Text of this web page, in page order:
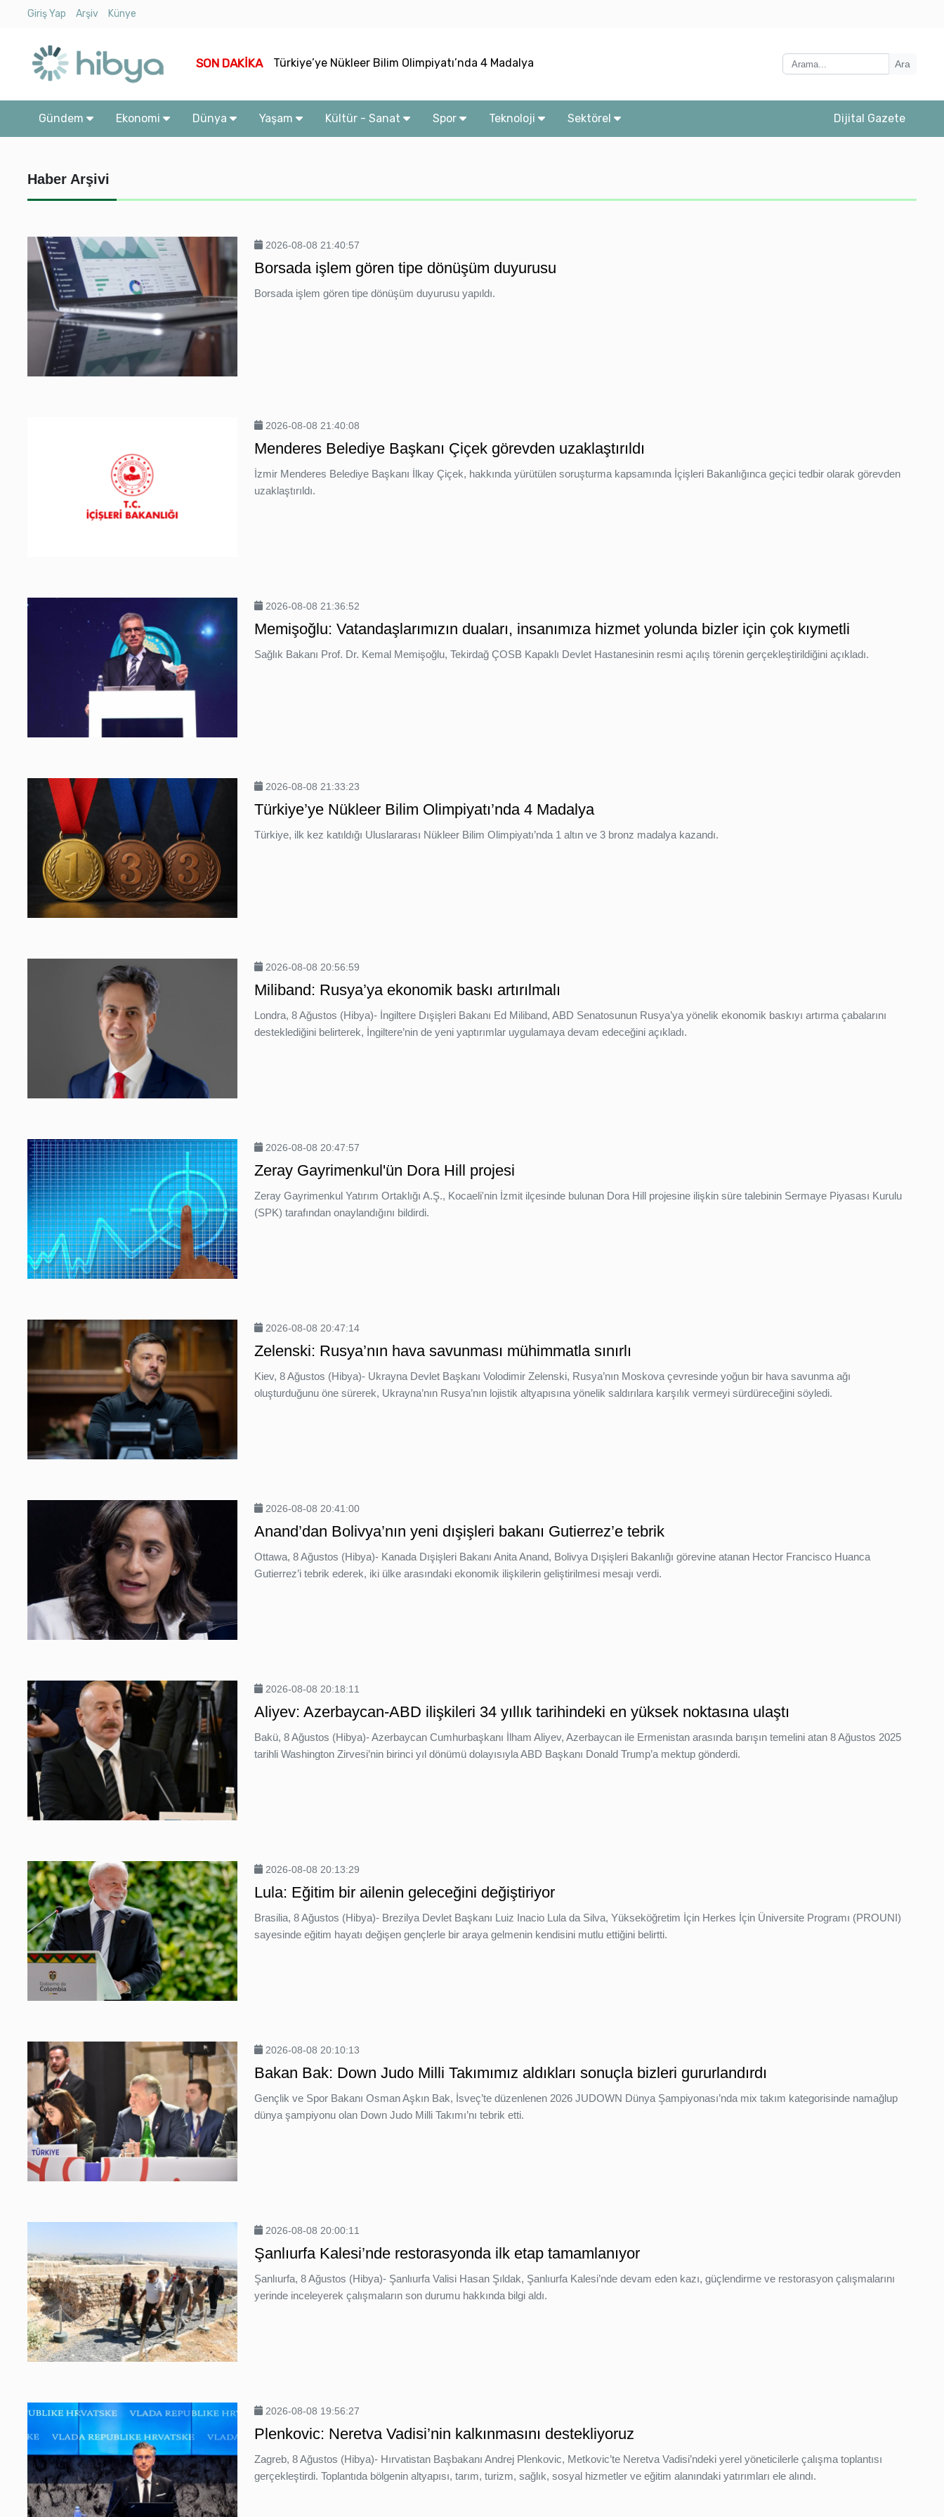
Giriş Yap Arşiv Künye
SON DAKİKA Türkiye’ye Nükleer Bilim Olimpiyatı’nda 4 Madalya
Zelenski: Rusya’nın hava savunması mühimmatla sınırlı
Ara
Gündem Ekonomi Dünya Yaşam Kültür - Sanat Spor Teknoloji Sektörel Dijital Gazete
Gündem
Ekonomi
Yaşam
Sanat
Teknoloji
Sektörel
Talebi
Hakkımızda
İletişim
Haber Arşivi
2026-08-08 21:40:57
Borsada işlem gören tipe dönüşüm duyurusu
Borsada işlem gören tipe dönüşüm duyurusu yapıldı.
2026-08-08 21:40:08
Menderes Belediye Başkanı Çiçek görevden uzaklaştırıldı
İzmir Menderes Belediye Başkanı İlkay Çiçek, hakkında yürütülen soruşturma kapsamında İçişleri Bakanlığınca geçici tedbir olarak görevden
uzaklaştırıldı.
2026-08-08 21:36:52
Memişoğlu: Vatandaşlarımızın duaları, insanımıza hizmet yolunda bizler için çok kıymetli
Sağlık Bakanı Prof. Dr. Kemal Memişoğlu, Tekirdağ ÇOSB Kapaklı Devlet Hastanesinin resmi açılış törenin gerçekleştirildiğini açıkladı.
2026-08-08 21:33:23
Türkiye’ye Nükleer Bilim Olimpiyatı’nda 4 Madalya
Türkiye, ilk kez katıldığı Uluslararası Nükleer Bilim Olimpiyatı’nda 1 altın ve 3 bronz madalya kazandı.
2026-08-08 20:56:59
Miliband: Rusya’ya ekonomik baskı artırılmalı
Londra, 8 Ağustos (Hibya)- İngiltere Dışişleri Bakanı Ed Miliband, ABD Senatosunun Rusya’ya yönelik ekonomik baskıyı artırma çabalarını
desteklediğini belirterek, İngiltere’nin de yeni yaptırımlar uygulamaya devam edeceğini açıkladı.
2026-08-08 20:47:57
Zeray Gayrimenkul'ün Dora Hill projesi
Zeray Gayrimenkul Yatırım Ortaklığı A.Ş., Kocaeli'nin İzmit ilçesinde bulunan Dora Hill projesine ilişkin süre talebinin Sermaye Piyasası Kurulu
(SPK) tarafından onaylandığını bildirdi.
2026-08-08 20:47:14
Zelenski: Rusya’nın hava savunması mühimmatla sınırlı
Kiev, 8 Ağustos (Hibya)- Ukrayna Devlet Başkanı Volodimir Zelenski, Rusya’nın Moskova çevresinde yoğun bir hava savunma ağı
oluşturduğunu öne sürerek, Ukrayna’nın Rusya’nın lojistik altyapısına yönelik saldırılara karşılık vermeyi sürdüreceğini söyledi.
2026-08-08 20:41:00
Anand’dan Bolivya’nın yeni dışişleri bakanı Gutierrez’e tebrik
Ottawa, 8 Ağustos (Hibya)- Kanada Dışişleri Bakanı Anita Anand, Bolivya Dışişleri Bakanlığı görevine atanan Hector Francisco Huanca
Gutierrez’i tebrik ederek, iki ülke arasındaki ekonomik ilişkilerin geliştirilmesi mesajı verdi.
2026-08-08 20:18:11
Aliyev: Azerbaycan-ABD ilişkileri 34 yıllık tarihindeki en yüksek noktasına ulaştı
Bakü, 8 Ağustos (Hibya)- Azerbaycan Cumhurbaşkanı İlham Aliyev, Azerbaycan ile Ermenistan arasında barışın temelini atan 8 Ağustos 2025
tarihli Washington Zirvesi’nin birinci yıl dönümü dolayısıyla ABD Başkanı Donald Trump’a mektup gönderdi.
2026-08-08 20:13:29
Lula: Eğitim bir ailenin geleceğini değiştiriyor
Brasilia, 8 Ağustos (Hibya)- Brezilya Devlet Başkanı Luiz Inacio Lula da Silva, Yükseköğretim İçin Herkes İçin Üniversite Programı (PROUNI)
sayesinde eğitim hayatı değişen gençlerle bir araya gelmenin kendisini mutlu ettiğini belirtti.
2026-08-08 20:10:13
Bakan Bak: Down Judo Milli Takımımız aldıkları sonuçla bizleri gururlandırdı
Gençlik ve Spor Bakanı Osman Aşkın Bak, İsveç’te düzenlenen 2026 JUDOWN Dünya Şampiyonası’nda mix takım kategorisinde namağlup
dünya şampiyonu olan Down Judo Milli Takımı’nı tebrik etti.
2026-08-08 20:00:11
Şanlıurfa Kalesi’nde restorasyonda ilk etap tamamlanıyor
Şanlıurfa, 8 Ağustos (Hibya)- Şanlıurfa Valisi Hasan Şıldak, Şanlıurfa Kalesi’nde devam eden kazı, güçlendirme ve restorasyon çalışmalarını
yerinde inceleyerek çalışmaların son durumu hakkında bilgi aldı.
2026-08-08 19:56:27
Plenkovic: Neretva Vadisi’nin kalkınmasını destekliyoruz
Zagreb, 8 Ağustos (Hibya)- Hırvatistan Başbakanı Andrej Plenkovic, Metkovic’te Neretva Vadisi’ndeki yerel yöneticilerle çalışma toplantısı
gerçekleştirdi. Toplantıda bölgenin altyapısı, tarım, turizm, sağlık, sosyal hizmetler ve eğitim alanındaki yatırımları ele alındı.